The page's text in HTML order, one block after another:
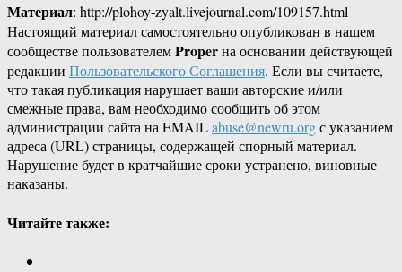
Материал: http://plohoy-zyalt.livejournal.com/109157.html
Настоящий материал самостоятельно опубликован в нашем
сообществе пользователемProperна основании действующей
редакции Пользовательского Соглашения. Если вы считаете,
что такая публикация нарушает ваши авторские и/или
смежные права, вам необходимо сообщить об этом
администрации сайта на EMAILabuse@newru.orgс указанием
адреса (URL) страницы, содержащей спорный материал.
Нарушение будет в кратчайшие сроки устранено, виновные
наказаны.
Читайте также: